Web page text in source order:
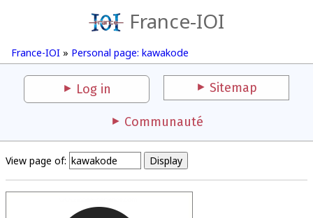
France-IOI
France-IOI » Personal page: kawakode
Log in Sitemap
Communauté
View page of: